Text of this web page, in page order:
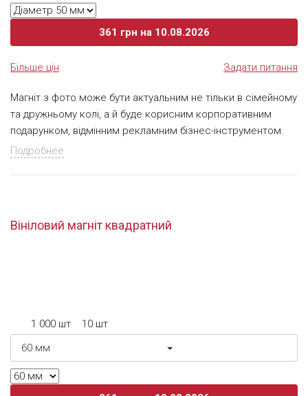
361 грн на 10.08.2026
Більше цін Задати питання
Магніт з фото може бути актуальним не тільки в сімейному
та дружньому колі, а й буде корисним корпоративним
подарунком, відмінним рекламним бізнес-інструментом.
Цей поліграфічний продукт настільки універсальний, що
зрадіє і дорослий і дитина! Поліграфічна частина магніту
Подробнее
Вініловий магніт квадратний
1 000 шт
10 шт
60 мм